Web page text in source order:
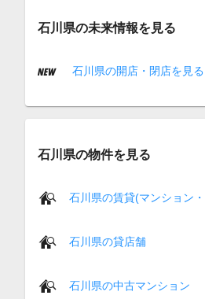
石川県の未来情報を見る
石川県の開店・閉店を見る
石川県の物件を見る
石川県の賃貸(マンション
石川県の貸店舗
石川県の中古マンション